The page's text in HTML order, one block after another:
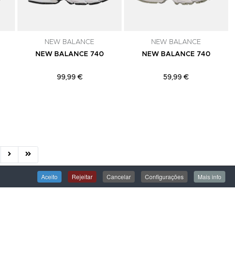
NEW BALANCE
NEW BALANCE 740
99,99 €
NEW BALANCE
NEW BALANCE 740
59,99 €
Aceito Rejeitar Cancelar Configurações Mais info